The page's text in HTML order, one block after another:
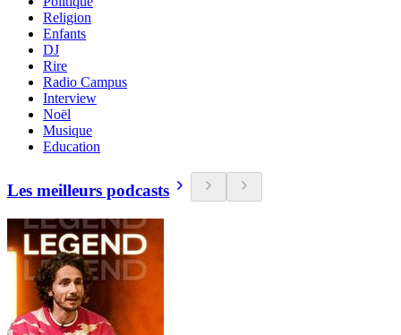
Religion
Enfants
DJ
Rire
Radio Campus
Interview
Noël
Musique
Education
Les meilleurs podcasts